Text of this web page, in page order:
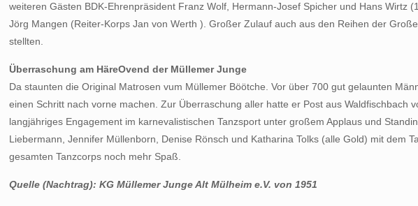
weiteren Gästen BDK-Ehrenpräsident Franz Wolf, Hermann-Josef Spicher und Hans
Jörg Mangen (Reiter-Korps Jan von Werth ). Großer Zulauf auch aus den Reihen der
stellten.
Überraschung am HäreOvend der Müllemer Junge
Da staunten die Original Matrosen vum Müllemer Böötche. Vor über 700 gut gelaunten
einen Schritt nach vorne machen. Zur Überraschung aller hatte er Post aus
langjähriges Engagement im karnevalistischen Tanzsport unter großem Applaus und
Liebermann, Jennifer Müllenborn, Denise Rönsch und Katharina Tolks (alle Gold) mit dem
gesamten Tanzcorps noch mehr Spaß.
Quelle (Nachtrag): KG Müllemer Junge Alt Mülheim e.V. von 1951